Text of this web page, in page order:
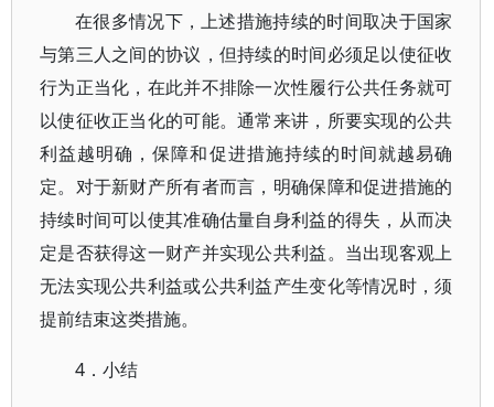
在很多情况下，上述措施持续的时间取决于国家
与第三人之间的协议，但持续的时间必须足以使征收
行为正当化，在此并不排除一次性履行公共任务就可
以使征收正当化的可能。通常来讲，所要实现的公共
利益越明确，保障和促进措施持续的时间就越易确
定。对于新财产所有者而言，明确保障和促进措施的
持续时间可以使其准确估量自身利益的得失，从而决
定是否获得这一财产并实现公共利益。当出现客观上
无法实现公共利益或公共利益产生变化等情况时，须
提前结束这类措施。
4．小结